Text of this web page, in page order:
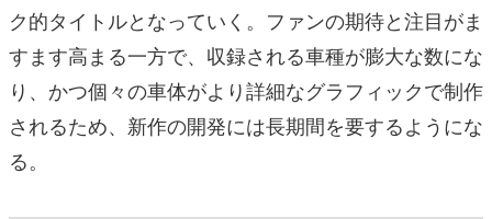
ク的タイトルとなっていく。ファンの期待と注目がま
すます高まる一方で、収録される車種が膨大な数にな
り、かつ個々の車体がより詳細なグラフィックで制作
されるため、新作の開発には長期間を要するようにな
る。